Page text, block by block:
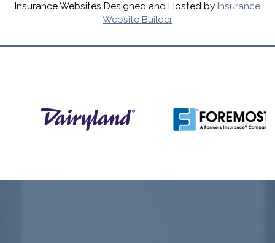
Insurance Websites Designed and Hosted by Insurance
Website Builder